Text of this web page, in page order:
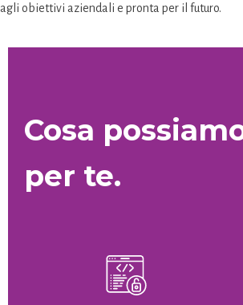
agli obiettivi aziendali e pronta per il futuro.
Cosa
per te.